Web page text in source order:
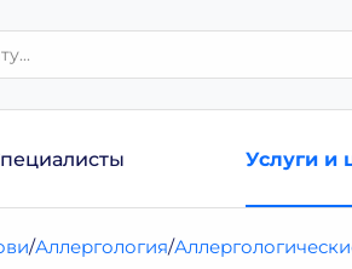
Услуги и
Аллергология